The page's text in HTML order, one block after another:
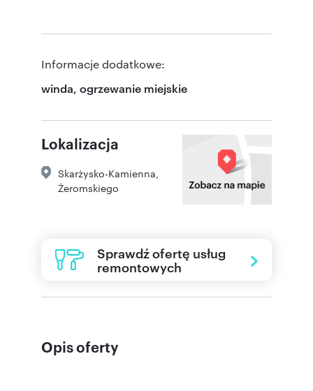
Informacje dodatkowe:
winda, ogrzewanie miejskie
Lokalizacja
Skarżysko-Kamienna
Żeromskiego
Sprawdź ofertę usług
remontowych
Opis oferty